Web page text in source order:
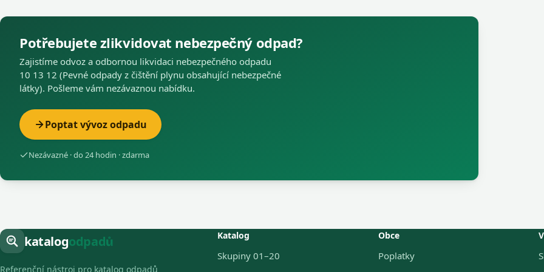
Potřebujete zlikvidovat nebezpečný odpad?
Zajistíme odvoz a odbornou likvidaci nebezpečného odpadu
10 13 12 (Pevné odpady z čištění plynu obsahující nebezpečné
látky). Pošleme vám nezávaznou nabídku.
Poptat vývoz odpadu
Nezávazné · do 24 hodin · zdarma
katalogodpadů
Referenční nástroj pro katalog odpadů
Katalog
Skupiny 01–20
Obce
Poplatky